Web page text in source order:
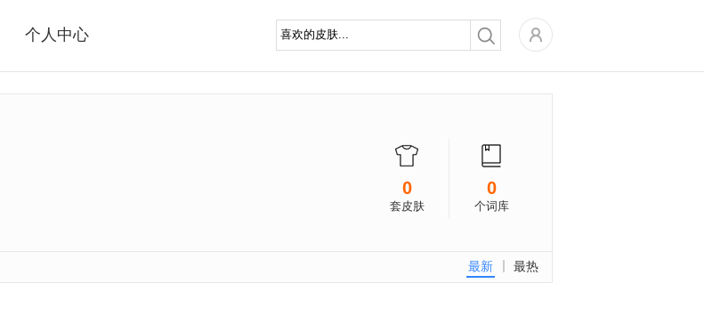
个人中心
0
套皮肤
0
个词库
最热
最新